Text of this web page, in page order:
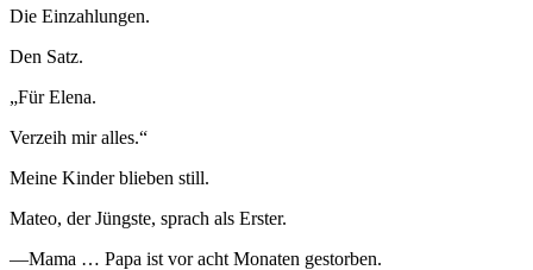
Die Einzahlungen.
Den Satz.
„Für Elena.
Verzeih mir alles.“
Meine Kinder blieben still.
Mateo, der Jüngste, sprach als Erster.
—Mama … Papa ist vor acht Monaten gestorben.